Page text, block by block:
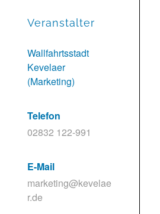
Veranstalter
Wallfahrtsstadt
Kevelaer
(Marketing)
Telefon
02832 122-991
E-Mail
marketing@kevelae
r.de